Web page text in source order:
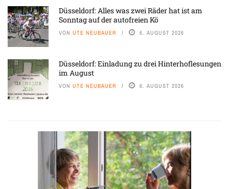
Düsseldorf: Alles was zwei Räder hat ist am
Sonntag auf der autofreien Kö
VON UTE NEUBAUER 6. AUGUST 2026
Düsseldorf: Einladung zu drei Hinterhoflesungen
im August
VON UTE NEUBAUER 6. AUGUST 2026